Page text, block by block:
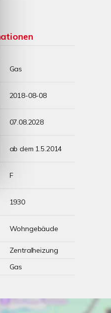
Gas
2018-08-08
07.08.2028
ab dem 1.5.2014
F
1930
Wohngebäude
Zentralheizung
Gas